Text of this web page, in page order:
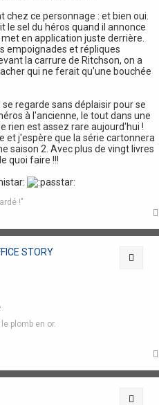
chez ce personnage : et bien oui.
le sel du héros quand il annonce
en application juste derrière.
empoignades et répliques
la carrure de Ritchson, on a
qui ne ferait qu'une bouchée
regarde sans déplaisir pour se
à l'ancienne, le tout dans une
rien est assez rare aujourd'hui !
et j'espère que la série cartonnera
saison 2. Avec plus de vingt livres
quoi faire !!!
!"
STORY
plomb en or.